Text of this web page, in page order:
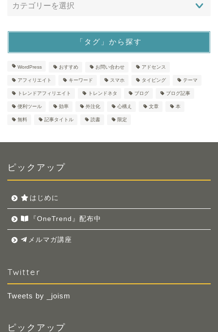
「タグ」から探す
WordPress おすすめ お問い合わせ アドセンス
アフィリエイト キーワード スマホ タイピング テーマ
トレンドアフィリエイト トレンドネタ ブログ ブログ記事
便利ツール 効率 外注化 心構え 文章 本
無料 記事タイトル 読書 限定
ピックアップ
はじめに
『OneTrend』配布中
メルマガ講座
Twitter
Tweets by _joism
ピックアップ